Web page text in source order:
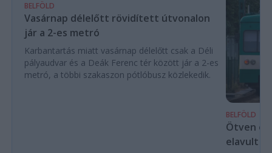
BELFÖLD
Vasárnap délelőtt rövidített útvonalon
jár a 2-es metró
Karbantartás miatt vasárnap délelőtt csak a Déli
pályaudvar és a Deák Ferenc tér között jár a 2-es
metró, a többi szakaszon pótlóbusz közlekedik.
BELFÖLD
Ötven év
elavult